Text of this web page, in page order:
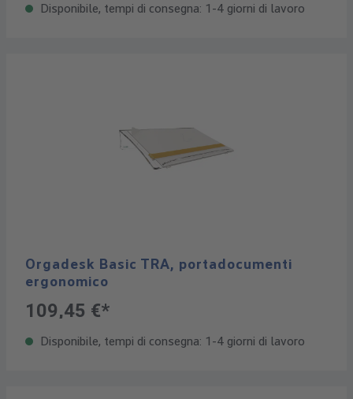
Disponibile, tempi di consegna: 1-4 giorni di lavoro
Orgadesk Basic TRA, portadocumenti
ergonomico
109,45 €*
Disponibile, tempi di consegna: 1-4 giorni di lavoro